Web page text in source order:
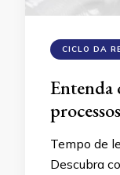
CICLO DA
Entenda
Tempo de
Descubra